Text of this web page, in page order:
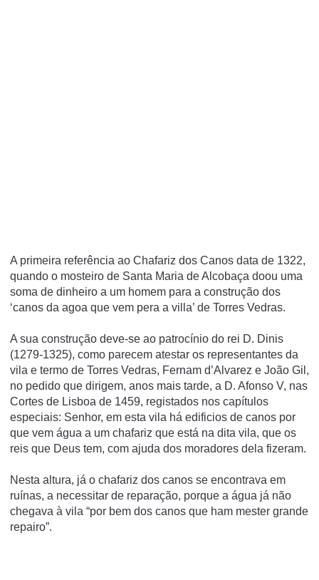
A primeira referência ao Chafariz dos Canos data de 1322,
quando o mosteiro de Santa Maria de Alcobaça doou uma
soma de dinheiro a um homem para a construção dos
‘canos da agoa que vem pera a villa’ de Torres Vedras.
A sua construção deve-se ao patrocínio do rei D. Dinis
(1279-1325), como parecem atestar os representantes da
vila e termo de Torres Vedras, Fernam d’Alvarez e João Gil,
no pedido que dirigem, anos mais tarde, a D. Afonso V, nas
Cortes de Lisboa de 1459, registados nos capítulos
especiais: Senhor, em esta vila há edificios de canos por
que vem água a um chafariz que está na dita vila, que os
reis que Deus tem, com ajuda dos moradores dela fizeram.
Nesta altura, já o chafariz dos canos se encontrava em
ruínas, a necessitar de reparação, porque a água já não
chegava à vila “por bem dos canos que ham mester grande
repairo”.